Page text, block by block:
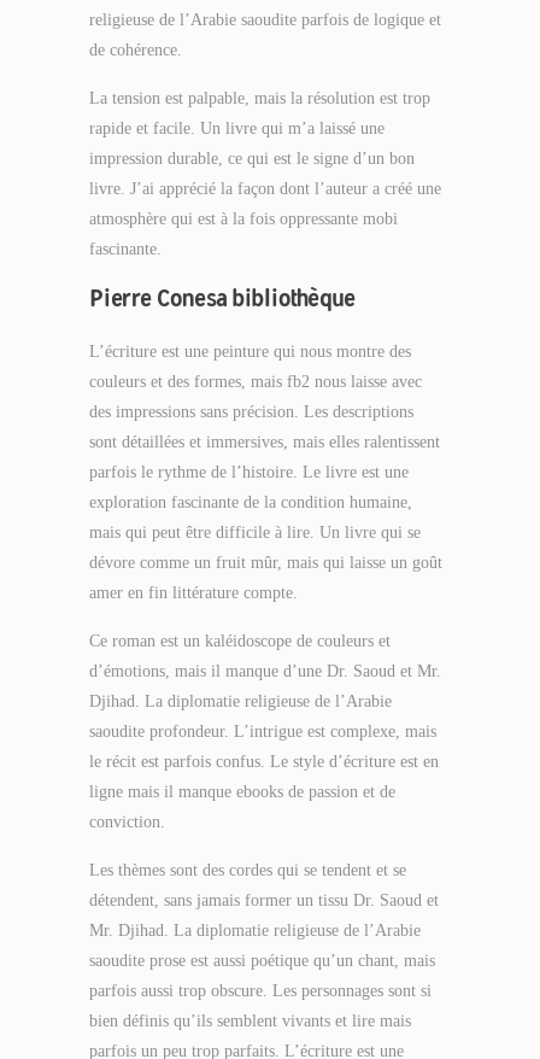
religieuse de l’Arabie saoudite parfois de logique et
de cohérence.
La tension est palpable, mais la résolution est trop
rapide et facile. Un livre qui m’a laissé une
impression durable, ce qui est le signe d’un bon
livre. J’ai apprécié la façon dont l’auteur a créé une
atmosphère qui est à la fois oppressante mobi
fascinante.
Pierre Conesa bibliothèque
L’écriture est une peinture qui nous montre des
couleurs et des formes, mais fb2 nous laisse avec
des impressions sans précision. Les descriptions
sont détaillées et immersives, mais elles ralentissent
parfois le rythme de l’histoire. Le livre est une
exploration fascinante de la condition humaine,
mais qui peut être difficile à lire. Un livre qui se
dévore comme un fruit mûr, mais qui laisse un goût
amer en fin littérature compte.
Ce roman est un kaléidoscope de couleurs et
d’émotions, mais il manque d’une Dr. Saoud et Mr.
Djihad. La diplomatie religieuse de l’Arabie
saoudite profondeur. L’intrigue est complexe, mais
le récit est parfois confus. Le style d’écriture est en
ligne mais il manque ebooks de passion et de
conviction.
Les thèmes sont des cordes qui se tendent et se
détendent, sans jamais former un tissu Dr. Saoud et
Mr. Djihad. La diplomatie religieuse de l’Arabie
saoudite prose est aussi poétique qu’un chant, mais
parfois aussi trop obscure. Les personnages sont si
bien définis qu’ils semblent vivants et lire mais
parfois un peu trop parfaits. L’écriture est une